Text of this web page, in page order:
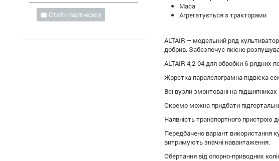
Маса
Агрегатується з
ALTAIR – модельний ряд
добрив. Забезпечує якісне
ALTAIR 4,2-04 для обробки 6-рядних
Жорстка паралелограмна підвіска
Всі вузли змонтовані на
Окремо можна придбати
Наявність транспортного пристрою
Передбачено варіант використання
витримують значні навантаження.
Обертання від опорно-приводних
Стати партнером